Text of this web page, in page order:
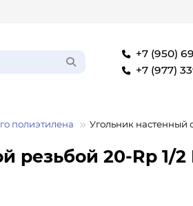
+7 (950)
+7 (977)
полиэтилена Угольник настенный
резьбой 20-Rp 1/2